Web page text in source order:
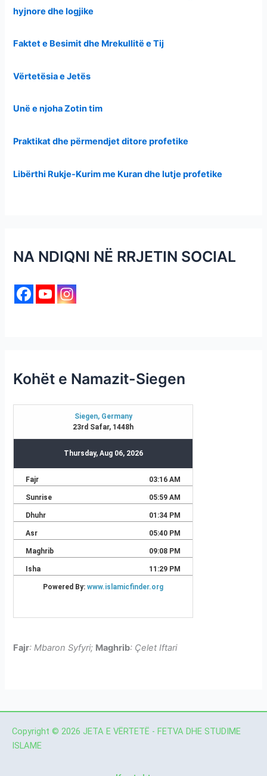
hyjnore dhe logjike
Faktet e Besimit dhe Mrekullitë e Tij
Vërtetësia e Jetës
Unë e njoha Zotin tim
Praktikat dhe përmendjet ditore profetike
Libërthi Rukje-Kurim me Kuran dhe lutje profetike
NA NDIQNI NË RRJETIN SOCIAL
Kohët e Namazit-Siegen
Fajr: Mbaron Syfyri; Maghrib: Çelet Iftari
Copyright © 2026 JETA E VËRTETË - FETVA DHE STUDIME
ISLAME